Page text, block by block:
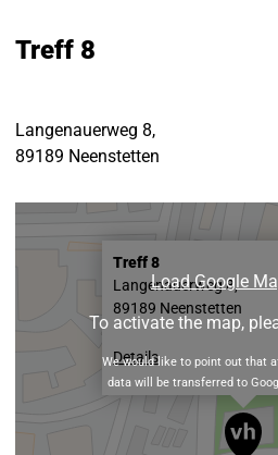
Treff 8
Langenauerweg 8,
89189 Neenstetten
Treff 8
Langenauerweg 8,
89189 Neenstetten
Details
Load Google
To activate the map,
We would like to point out that
data will be transferred to